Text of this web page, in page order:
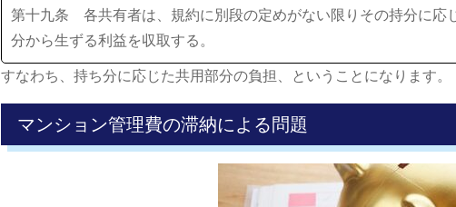
第十九条 各共有者は、規約に別段の定めがない限りその持分に応
分から生ずる利益を収取する。
すなわち、持ち分に応じた共用部分の負担、ということになります。
マンション管理費の滞納による問題